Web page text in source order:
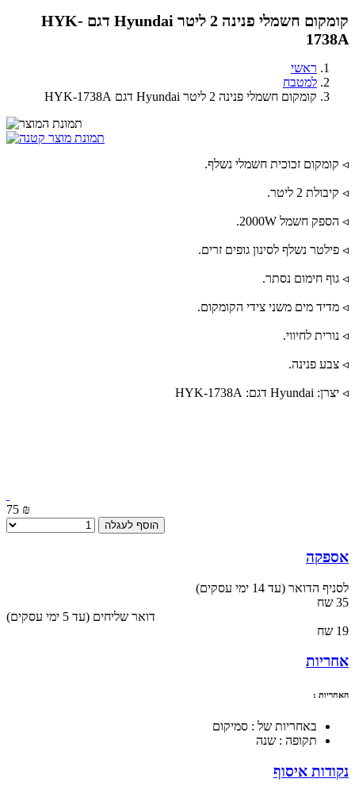
קומקום חשמלי פנינה 2 ליטר Hyundai דגם HYK-
1738A
ראשי
למטבח
קומקום חשמלי פנינה 2 ליטר Hyundai דגם HYK-1738A
◃ קומקום זכוכית חשמלי נשלף.
◃ קיבולת 2 ליטר.
◃ הספק חשמל 2000W.
◃ פילטר נשלף לסינון גופים זרים.
◃ גוף חימום נסתר.
◃ מדיד מים משני צידי הקומקום.
◃ נורית לחיווי.
◃ צבע פנינה.
◃ יצרן: Hyundai דגם: HYK-1738A
75 ₪
הוסף לעגלה
אספקה
לסניף הדואר (עד 14 ימי עסקים)
35 שח
(עד 5 ימי עסקים) דואר שליחים
19 שח
אחריות
האחריות :
באחריות של : סמיקום
תקופה : שנה
נקודות איסוף